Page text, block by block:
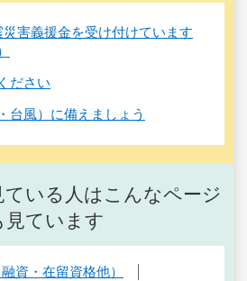
害義援金を受け付けています
ださい
台風）に備えましょう
いる人はこんなページ
見ています
資・在留資格他）